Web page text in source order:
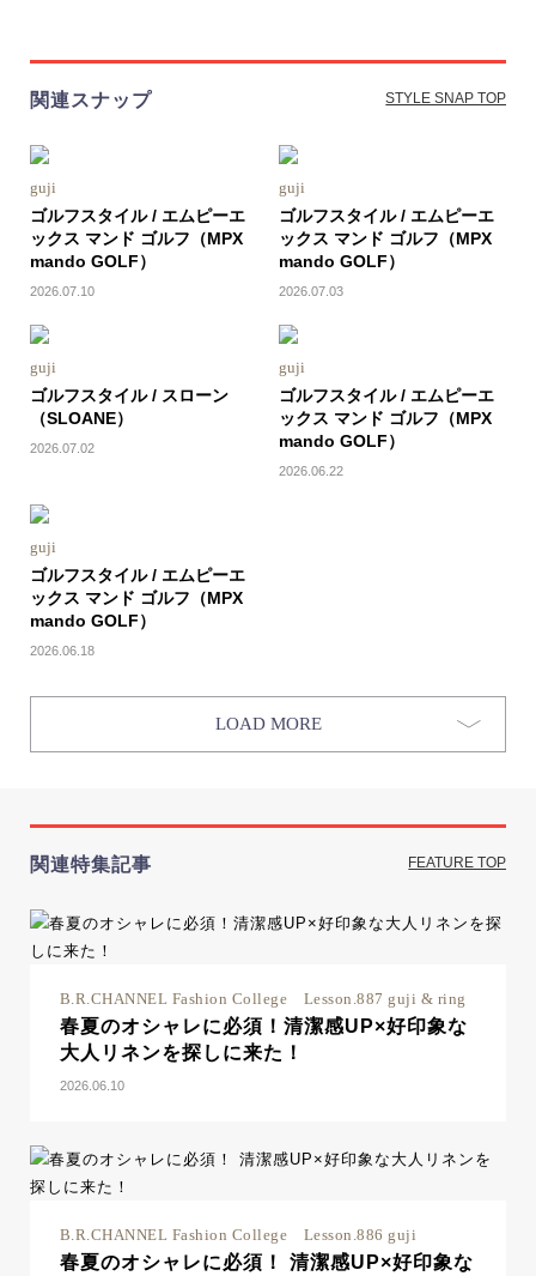
関連スナップ STYLE SNAP TOP
guji
ゴルフスタイル / エムピーエ
ックス マンド ゴルフ（MPX
mando GOLF）
2026.07.10
guji
ゴルフスタイル / エムピーエ
ックス マンド ゴルフ（MPX
mando GOLF）
2026.07.03
guji
ゴルフスタイル / スローン
（SLOANE）
2026.07.02
guji
ゴルフスタイル / エムピーエ
ックス マンド ゴルフ（MPX
mando GOLF）
2026.06.22
guji
ゴルフスタイル / エムピーエ
ックス マンド ゴルフ（MPX
mando GOLF）
2026.06.18
LOAD MORE
関連特集記事 FEATURE TOP
B.R.CHANNEL Fashion College Lesson.887 guji & ring
春夏のオシャレに必須！清潔感UP×好印象な
大人リネンを探しに来た！
2026.06.10
B.R.CHANNEL Fashion College Lesson.886 guji
春夏のオシャレに必須！ 清潔感UP×好印象な